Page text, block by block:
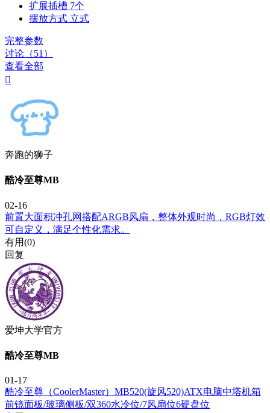
扩展插槽 7个
摆放方式 立式
完整参数
讨论（51）
查看全部

奔跑的狮子
酷冷至尊MB
02-16
前置大面积冲孔网搭配ARGB风扇，整体外观时尚，RGB灯效
可自定义，满足个性化需求。
有用(0)
回复
爱坤大学官方
酷冷至尊MB
01-17
酷冷至尊（CoolerMaster）MB520(旋风520)ATX电脑中塔机箱
前镜面板/玻璃侧板/双360水冷位/7风扇位6硬盘位